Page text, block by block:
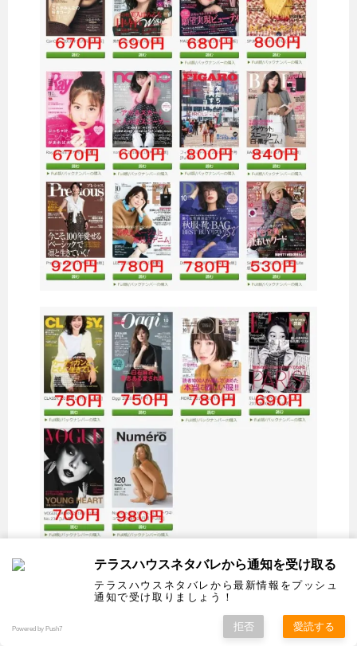
ザ・テレビジョンを無料で読めるのはこの
FOD（フジテレビオンデマンド）
テラスハウスネタバレから通知を受け取る
テラスハウスネタバレから最新情報をプッシュ
通知で受け取りましょう！
Powered by Push7 拒否 愛読する